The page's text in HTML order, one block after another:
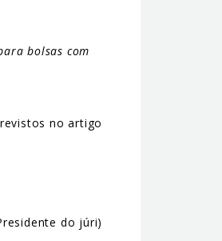
bolsas com
no artigo
do júri)